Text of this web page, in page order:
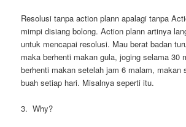
Resolusi tanpa action plann apalagi tanpa
mimpi disiang bolong. Action plann artinya
untuk mencapai resolusi. Mau berat badan
maka berhenti makan gula, joging selama 30
berhenti makan setelah jam 6 malam, makan
buah setiap hari. Misalnya seperti itu.
3. Why?